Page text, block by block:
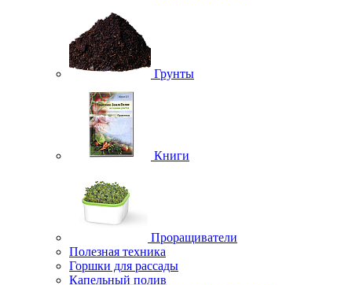
Грунты
Книги
Проращиватели
Полезная техника
Горшки для рассады
Капельный полив